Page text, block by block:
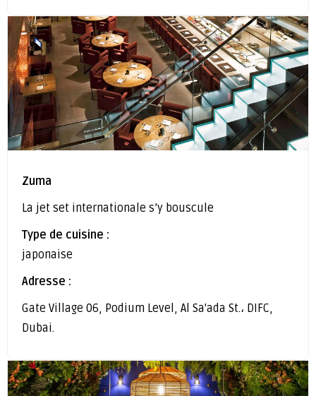
Zuma
La jet set internationale s’y bouscule
Type de cuisine :
japonaise
Adresse :
Gate Village 06, Podium Level, Al Sa'ada St.، DIFC,
Dubai.